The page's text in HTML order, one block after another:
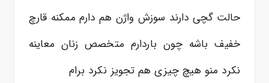
حالت گچی دارند سوزش واژن هم دارم ممکنه قارچ
خفیف باشه چون باردارم متخصص زنان معاینه
نکرد منو هیچ چیزی هم تجویز نکرد برام